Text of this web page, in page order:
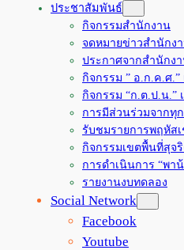
ประชาสัมพันธ์
กิจกรรมสำนักงาน
จดหมายข่าวสำนักง
ประกาศจากสำนักง
กิจกรรม ” อ.ก.ค.ศ
กิจกรรม “ก.ต.ป.น.”
การมีส่วนร่วมจากทุ
รับชมรายการพฤหัส
กิจกรรมเขตพื้นที่สุจ
การดำเนินการ “พา
รายงานงบทดลอง
Social Network
Facebook
Youtube